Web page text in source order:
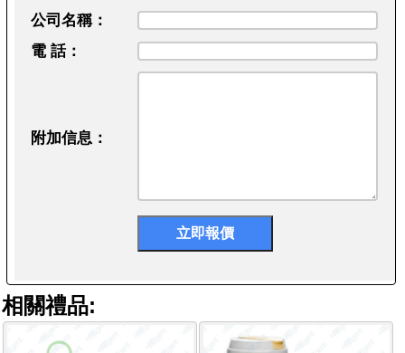
公司名稱：
電 話：
附加信息：
相關禮品: